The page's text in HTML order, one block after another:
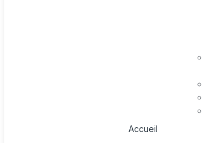
Accueil